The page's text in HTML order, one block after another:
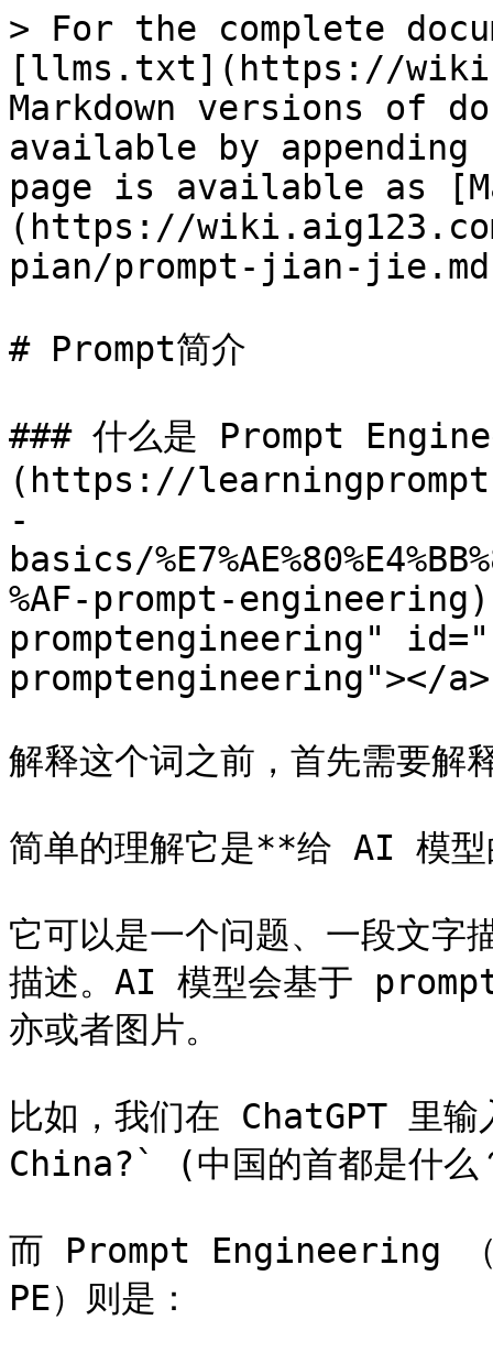
> For the complete
[llms.txt](https://
Markdown versions of
available by
page is available as
(https://
pian/prompt-jian-
# Prompt简介
### 什么是 Prompt
(https://
-
basics/
%AF-prompt-
promptengineering"
promptengineering"></a>
解释这个词之前，首先需要
简单的理解它是**给 AI 模
它可以是一个问题、一段文字
描述。AI 模型会基于
亦或者图片。
比如，我们在 ChatGPT
China?` (中国的首都是什
而 Prompt Engineering （
PE）则是：